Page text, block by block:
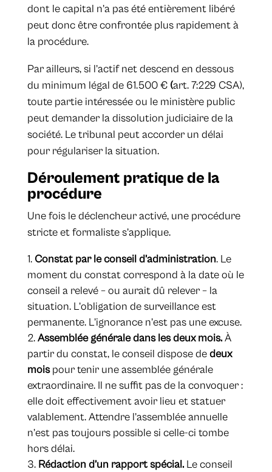
dont le capital n’a pas été entièrement libéré
peut donc être confrontée plus rapidement à
la procédure.
Par ailleurs, si l’actif net descend en dessous
du minimum légal de 61.500 €(art. 7:229 CSA),
toute partie intéressée ou le ministère public
peut demander la dissolution judiciaire de la
société. Le tribunal peut accorder un délai
pour régulariser la situation.
Déroulement pratique de la
procédure
Une fois le déclencheur activé, une procédure
stricte et formaliste s’applique.
Constat par le conseil d’administration. Le
moment du constat correspond à la date où le
conseil a relevé – ou aurait dû relever – la
situation. L’obligation de surveillance est
permanente. L’ignorance n’est pas une excuse.
Assemblée générale dans les deux mois.À
partir du constat, le conseil dispose dedeux
moispour tenir une assemblée générale
extraordinaire. Il ne suffit pas de la convoquer :
elle doit effectivement avoir lieu et statuer
valablement. Attendre l’assemblée annuelle
n’est pas toujours possible si celle-ci tombe
hors délai.
Rédaction d’un rapport spécial. Le conseil